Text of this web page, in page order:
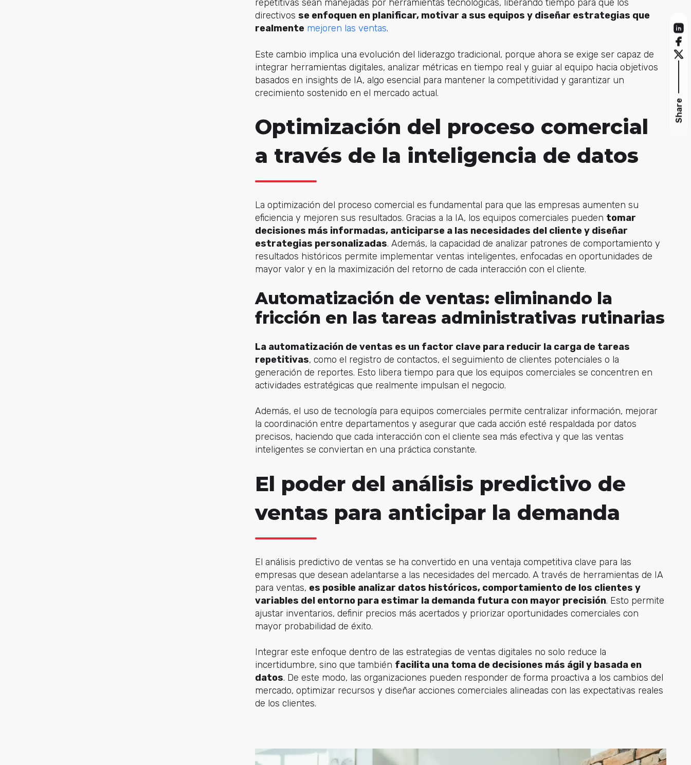
repetitivas sean manejadas por herramientas tecnológicas, liberando tiempo para que los
directivos se enfoquen en planificar, motivar a sus equipos y diseñar estrategias que
realmente mejoren las ventas.
Este cambio implica una evolución del liderazgo tradicional, porque ahora se exige ser capaz de
integrar herramientas digitales, analizar métricas en tiempo real y guiar al equipo hacia objetivos
basados en insights de IA, algo esencial para mantener la competitividad y garantizar un
crecimiento sostenido en el mercado actual.
Optimización del proceso comercial
a través de la inteligencia de datos
La optimización del proceso comercial es fundamental para que las empresas aumenten su
eficiencia y mejoren sus resultados. Gracias a la IA, los equipos comerciales pueden tomar
decisiones más informadas, anticiparse a las necesidades del cliente y diseñar
estrategias personalizadas. Además, la capacidad de analizar patrones de comportamiento y
resultados históricos permite implementar ventas inteligentes, enfocadas en oportunidades de
mayor valor y en la maximización del retorno de cada interacción con el cliente.
Automatización de ventas: eliminando la
fricción en las tareas administrativas rutinarias
La automatización de ventas es un factor clave para reducir la carga de tareas
repetitivas, como el registro de contactos, el seguimiento de clientes potenciales o la
generación de reportes. Esto libera tiempo para que los equipos comerciales se concentren en
actividades estratégicas que realmente impulsan el negocio.
Además, el uso de tecnología para equipos comerciales permite centralizar información, mejorar
la coordinación entre departamentos y asegurar que cada acción esté respaldada por datos
precisos, haciendo que cada interacción con el cliente sea más efectiva y que las ventas
inteligentes se conviertan en una práctica constante.
El poder del análisis predictivo de
ventas para anticipar la demanda
El análisis predictivo de ventas se ha convertido en una ventaja competitiva clave para las
empresas que desean adelantarse a las necesidades del mercado. A través de herramientas de IA
para ventas, es posible analizar datos históricos, comportamiento de los clientes y
variables del entorno para estimar la demanda futura con mayor precisión. Esto permite
ajustar inventarios, definir precios más acertados y priorizar oportunidades comerciales con
mayor probabilidad de éxito.
Integrar este enfoque dentro de las estrategias de ventas digitales no solo reduce la
incertidumbre, sino que también facilita una toma de decisiones más ágil y basada en
datos. De este modo, las organizaciones pueden responder de forma proactiva a los cambios del
mercado, optimizar recursos y diseñar acciones comerciales alineadas con las expectativas reales
de los clientes.
Share